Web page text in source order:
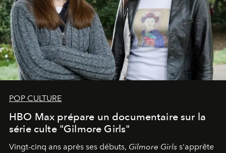
POP CULTURE
HBO Max prépare un documentaire sur la
série culte "Gilmore Girls"
Vingt-cinq ans après ses débuts, Gilmore Girls s'apprête